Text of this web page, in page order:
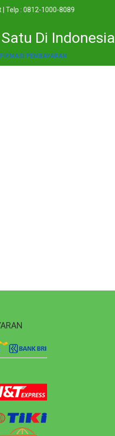
Telp : 0812-1000-8089
Di Indonesia
PEMBAYARAN